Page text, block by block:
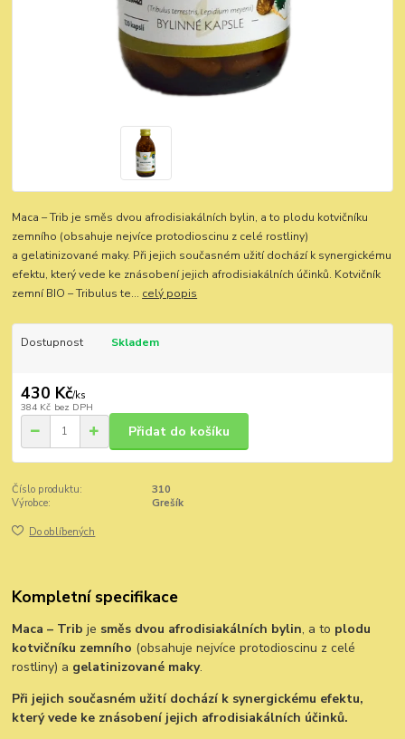
Maca – Trib je směs dvou afrodisiakálních bylin, a to plodu kotvičníku
zemního (obsahuje nejvíce protodioscinu z celé rostliny)
a gelatinizované maky. Při jejich současném užití dochází k synergickému
efektu, který vede ke znásobení jejich afrodisiakálních účinků. Kotvičník
zemní BIO – Tribulus te... celý popis
Dostupnost Skladem
430 Kč/ks
384 Kč bez DPH
Přidat do košíku
Číslo produktu:
310
Výrobce:
Grešík
Do oblíbených
Kompletní specifikace
Maca – Trib je směs dvou afrodisiakálních bylin, a to plodu
kotvičníku zemního (obsahuje nejvíce protodioscinu z celé
rostliny) a gelatinizované maky.
Při jejich současném užití dochází k synergickému efektu,
který vede ke znásobení jejich afrodisiakálních účinků.